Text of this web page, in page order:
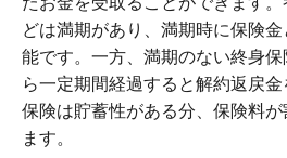
どは満期があり、満期時に保険
能です。一方、満期のない終身
ら一定期間経過すると解約返戻
保険は貯蓄性がある分、保険料が
ます。